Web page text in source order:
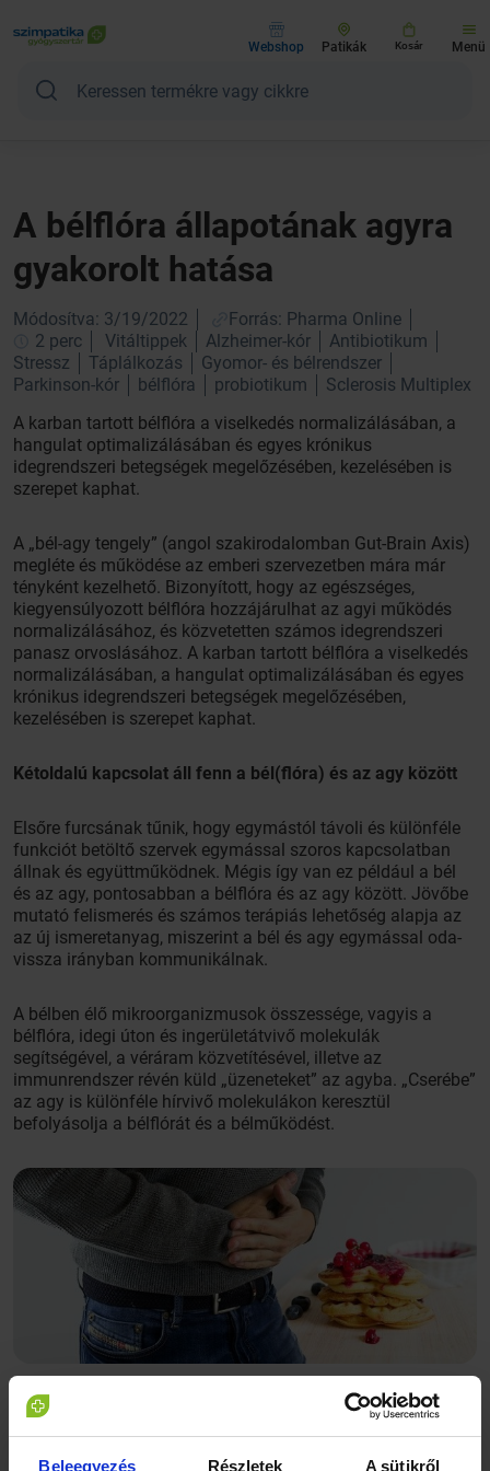
Beleegyezés Részletek A sütikről
Webshop Patikák Kosár Menü
A bélflóra állapotának agyra
gyakorolt hatása
Módosítva: 3/19/2022
Forrás: Pharma Online
2 perc
Vitáltippek Alzheimer-kór
Antibiotikum
Stressz
Táplálkozás
Gyomor- és bélrendszer
Parkinson-kór
bélflóra probiotikum
Sclerosis Multiplex
A karban tartott bélflóra a viselkedés normalizálásában, a
hangulat optimalizálásában és egyes krónikus
idegrendszeri betegségek megelőzésében, kezelésében is
szerepet kaphat.
A „bél-agy tengely” (angol szakirodalomban Gut-Brain Axis)
megléte és működése az emberi szervezetben mára már
tényként kezelhető. Bizonyított, hogy az egészséges,
kiegyensúlyozott bélflóra hozzájárulhat az agyi működés
normalizálásához, és közvetetten számos idegrendszeri
panasz orvoslásához. A karban tartott bélflóra a viselkedés
normalizálásában, a hangulat optimalizálásában és egyes
krónikus idegrendszeri betegségek megelőzésében,
kezelésében is szerepet kaphat.
Kétoldalú kapcsolat áll fenn a bél(flóra) és az agy között
Elsőre furcsának tűnik, hogy egymástól távoli és különféle
funkciót betöltő szervek egymással szoros kapcsolatban
állnak és együttműködnek. Mégis így van ez például a bél
és az agy, pontosabban a bélflóra és az agy között. Jövőbe
mutató felismerés és számos terápiás lehetőség alapja az
az új ismeretanyag, miszerint a bél és agy egymással oda-
vissza irányban kommunikálnak.
A bélben élő mikroorganizmusok összessége, vagyis a
bélflóra, idegi úton és ingerületátvivő molekulák
segítségével, a véráram közvetítésével, illetve az
immunrendszer révén küld „üzeneteket” az agyba. „Cserébe”
az agy is különféle hírvivő molekulákon keresztül
befolyásolja a bélflórát és a bélműködést.
A kétoldalú kapcsolatnak köszönhetően a bélben élő
baktériumok befolyásolhatják a hangulatot és a viselkedést.
Ez azt jelenti, hogy a bélflóra összetétele hatással lehet arra